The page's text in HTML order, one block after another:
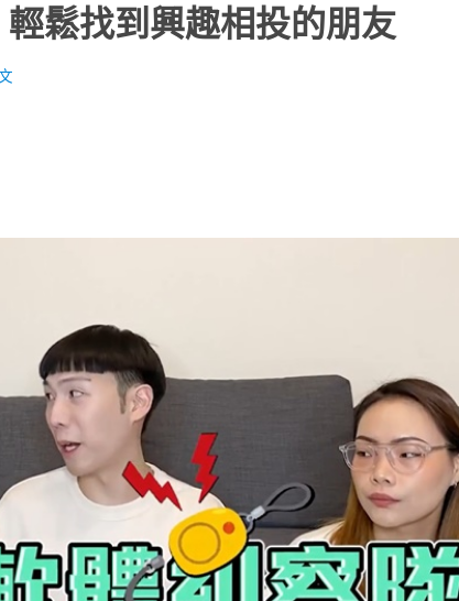
鬆找到興趣相投的朋友